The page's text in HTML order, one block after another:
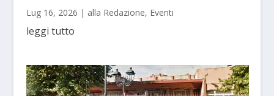
Lug 16, 2026 | alla Redazione, Eventi
leggi tutto